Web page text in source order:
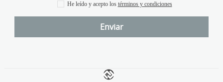
He leído y acepto los términos y condiciones